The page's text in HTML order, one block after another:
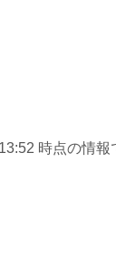
時点の情報